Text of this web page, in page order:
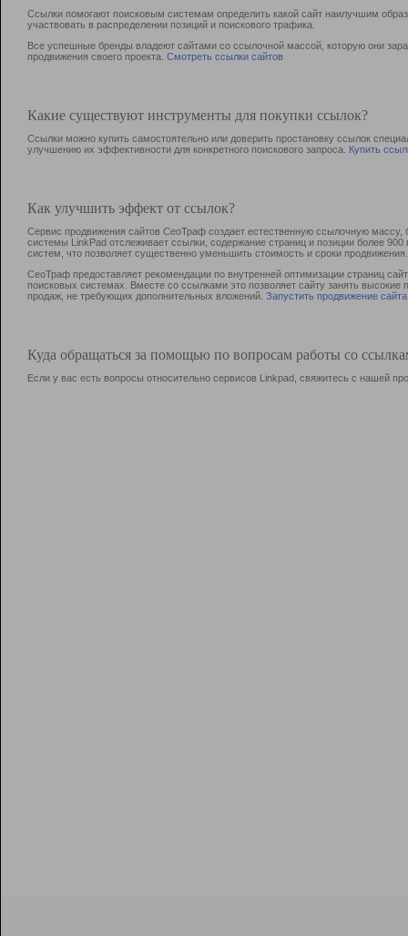
Ссылки помогают поисковым системам определить какой сайт наилучшим
участвовать в раcпределении позиций и поискового трафика.
Все успешные бренды владеют сайтами со ссылочной массой, которую они
продвижения своего проекта. Смотреть ссылки сайтов
Какие существуют инструменты для покупки ссылок?
Ссылки можно купить самостоятельно или доверить простановку ссылок
улучшению их эффективности для конкретного поискового запроса. Купить
Как улучшить эффект от ссылок?
Сервис продвижения сайтов СеоТраф создает естественную ссылочную
системы LinkPad отслеживает ссылки, содержание страниц и позиции более
систем, что позволяет существенно уменьшить стоимость и сроки продвижения.
СеоТраф предоставляет рекомендации по внутренней оптимизации страниц
поисковых системах. Вместе со ссылками это позволяет сайту занять
продаж, не требующих дополнительных вложений. Запустить продвижение сайта
Куда обращаться за помощью по вопросам работы со
Если у вас есть вопросы относительно сервисов Linkpad, свяжитесь с нашей